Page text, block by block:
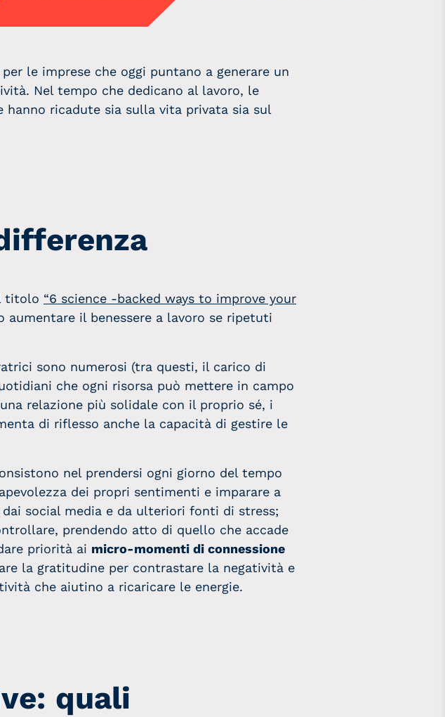
le imprese che oggi puntano a generare un
Nel tempo che dedicano al lavoro, le
hanno ricadute sia sulla vita privata sia sul
titolo “6 science -backed ways to improve your
aumentare il benessere a lavoro se ripetuti
sono numerosi (tra questi, il carico di
che ogni risorsa può mettere in campo
relazione più solidale con il proprio sé, i
di riflesso anche la capacità di gestire le
nel prendersi ogni giorno del tempo
dei propri sentimenti e imparare a
social media e da ulteriori fonti di stress;
prendendo atto di quello che accade
priorità ai micro-momenti di connessione
la gratitudine per contrastare la negatività e
che aiutino a ricaricare le energie.
quali